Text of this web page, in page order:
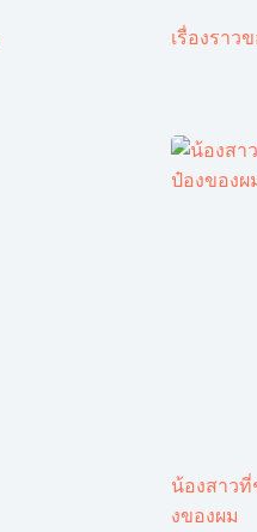
เรื่องราว
น้องสาวที่
งของผม